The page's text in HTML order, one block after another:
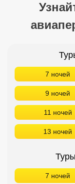
7 ночей
9 ночей
11 ночей
13 ночей
7 ночей